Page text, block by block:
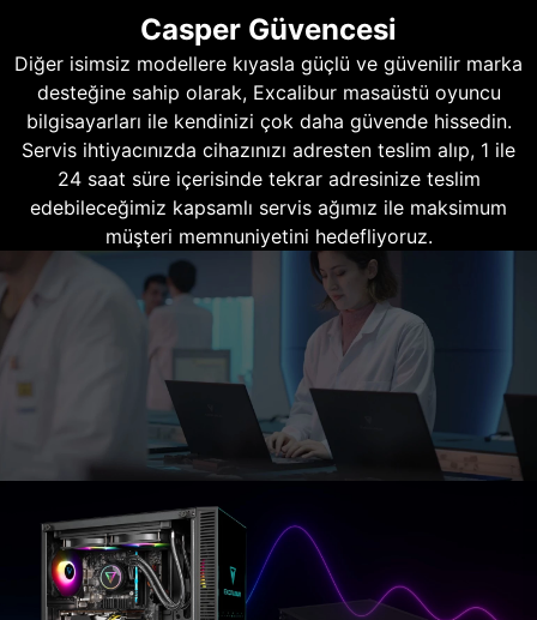
Casper Güvencesi
Diğer isimsiz modellere kıyasla güçlü ve güvenilir marka
desteğine sahip olarak, Excalibur masaüstü oyuncu
bilgisayarları ile kendinizi çok daha güvende hissedin.
Servis ihtiyacınızda cihazınızı adresten teslim alıp, 1 ile
24 saat süre içerisinde tekrar adresinize teslim
edebileceğimiz kapsamlı servis ağımız ile maksimum
müşteri memnuniyetini hedefliyoruz.